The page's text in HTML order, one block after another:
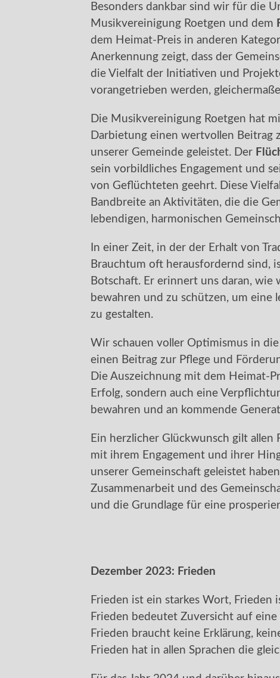
Besonders dankbar sind wir für die
Musikvereinigung Roetgen und dem
dem Heimat-Preis in anderen
Anerkennung zeigt, dass der
die Vielfalt der Initiativen und
vorangetrieben werden,
Die Musikvereinigung Roetgen hat
Darbietung einen wertvollen
unserer Gemeinde geleistet. Der
sein vorbildliches Engagement und
von Geflüchteten geehrt. Diese
Bandbreite an Aktivitäten, die die
lebendigen, harmonischen
In einer Zeit, in der der Erhalt von
Brauchtum oft herausfordernd sind,
Botschaft. Er erinnert uns daran,
bewahren und zu schützen, um eine
zu gestalten.
Wir schauen voller Optimismus in
einen Beitrag zur Pflege und
Die Auszeichnung mit dem Heimat-
Erfolg, sondern auch eine
bewahren und an kommende
Ein herzlicher Glückwunsch gilt allen
mit ihrem Engagement und ihrer
unserer Gemeinschaft geleistet
Zusammenarbeit und des
und die Grundlage für eine
Dezember 2023: Frieden
Frieden ist ein starkes Wort, Frieden
Frieden bedeutet Zuversicht auf
Frieden braucht keine Erklärung,
Frieden hat in allen Sprachen die